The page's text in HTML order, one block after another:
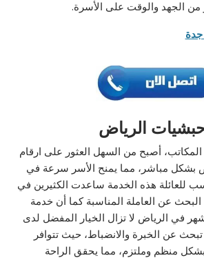
من الجهد والوقت على الأسرة.
الرياض
المكاتب، أصبح من السهل العثور على ارقام
بشكل مباشر، مما يمنح الأسر سرعة في
للعائلة هذه الخدمة ساعدت الكثيرين في
عن العاملة المناسبة كما أن خدمة
في الرياض لا تزال الخيار المفضل لدى
تبحث عن الخبرة والانضباط، حيث تتوافر
منظم وملتزم، مما يحقق الراحة